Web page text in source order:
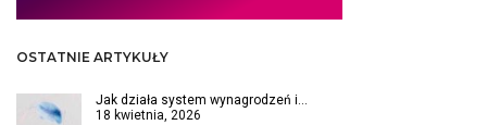
OSTATNIE ARTYKUŁY
Jak działa system wynagrodzeń i…
18 kwietnia, 2026